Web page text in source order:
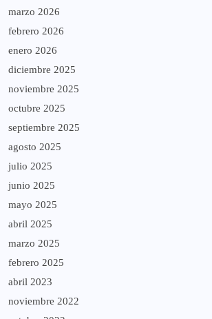
marzo 2026
febrero 2026
enero 2026
diciembre 2025
noviembre 2025
octubre 2025
septiembre 2025
agosto 2025
julio 2025
junio 2025
mayo 2025
abril 2025
marzo 2025
febrero 2025
abril 2023
noviembre 2022